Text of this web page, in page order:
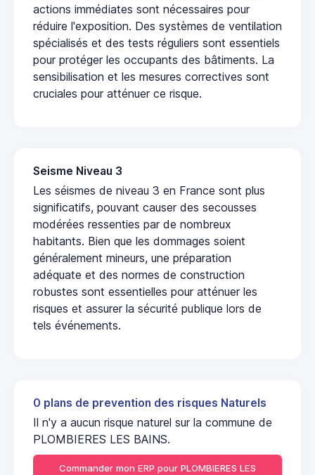
actions immédiates sont nécessaires pour
réduire l'exposition. Des systèmes de ventilation
spécialisés et des tests réguliers sont essentiels
pour protéger les occupants des bâtiments. La
sensibilisation et les mesures correctives sont
cruciales pour atténuer ce risque.
Seisme Niveau 3
Les séismes de niveau 3 en France sont plus
significatifs, pouvant causer des secousses
modérées ressenties par de nombreux
habitants. Bien que les dommages soient
généralement mineurs, une préparation
adéquate et des normes de construction
robustes sont essentielles pour atténuer les
risques et assurer la sécurité publique lors de
tels événements.
0 plans de prevention des risques Naturels
Il n'y a aucun risque naturel sur la commune de
PLOMBIERES LES BAINS.
Commander mon ERP pour PLOMBIERES LES